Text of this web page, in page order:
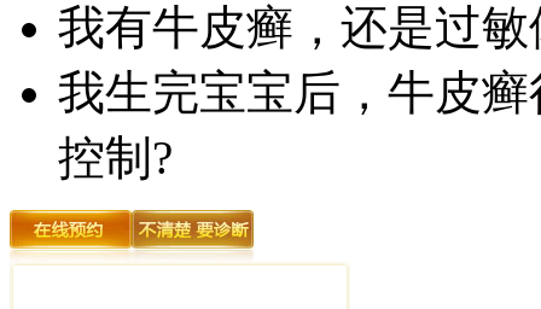
我有牛皮癣，还是过
我生完宝宝后，牛皮
控制?